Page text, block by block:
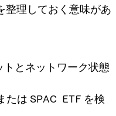
整理しておく意味があ
トとネットワーク状態
たは SPAC ETF を検